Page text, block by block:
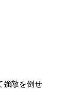
強敵を倒せ